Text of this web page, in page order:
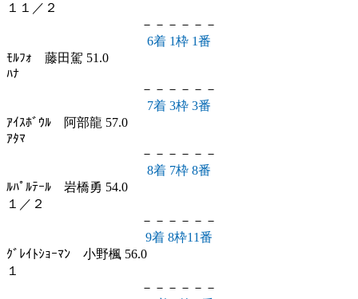
１１／２
－－－－－－
6着 1枠 1番
ﾓﾙﾌｫ 藤田駕 51.0
ﾊﾅ
－－－－－－
7着 3枠 3番
ｱｲｽﾎﾞｳﾙ 阿部龍 57.0
ｱﾀﾏ
－－－－－－
8着 7枠 8番
ﾙﾊﾟﾙﾃｰﾙ 岩橋勇 54.0
１／２
－－－－－－
9着 8枠11番
ｸﾞﾚｲﾄｼｮｰﾏﾝ 小野楓 56.0
１
－－－－－－